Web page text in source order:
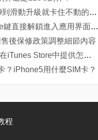
iphone更新iOS9到滑動升級就卡住不動的最詳細的圖文教程
iOS10不按Home鍵直接解鎖進入應用界面的方法
後保修政策調整細節內容
想訂閱的播客未在iTunes Store中提供怎麼辦
？iPhone5用什麼SIM卡？
程